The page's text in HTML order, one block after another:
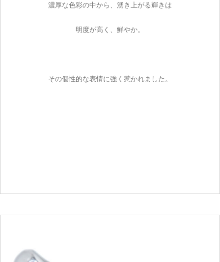
濃厚な色彩の中から、湧き上がる輝きは
明度が高く、鮮やか。
その個性的な表情に強く惹かれました。